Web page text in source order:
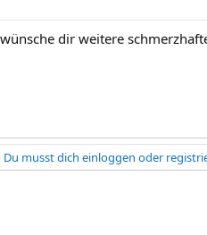
dir weitere
Du musst dich einloggen oder